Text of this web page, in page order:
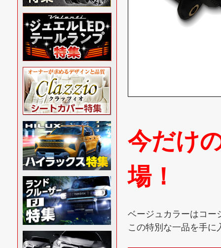
今だけ
場！
ベージュカラーはコー
この特別な一品を手に